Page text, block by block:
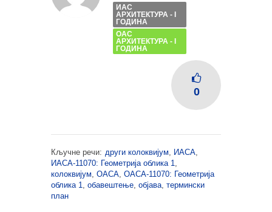
ИАС
АРХИТЕКТУРА - I
ГОДИНА
ОАС
АРХИТЕКТУРА - I
ГОДИНА
0
Кључне речи: други колоквијум, ИАСА,
ИАСА-11070: Геометрија облика 1,
колоквијум, ОАСА, ОАСА-11070: Геометрија
облика 1, обавештење, објава, термински
план